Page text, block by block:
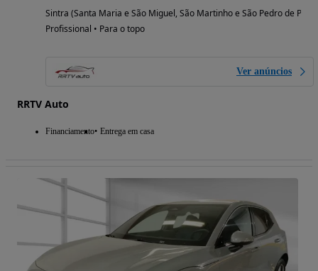
Sintra (Santa Maria e São Miguel, São Martinho e São Pedro de
Profissional • Para o topo
Ver anúncios
RRTV Auto
Financiamento Entrega em casa